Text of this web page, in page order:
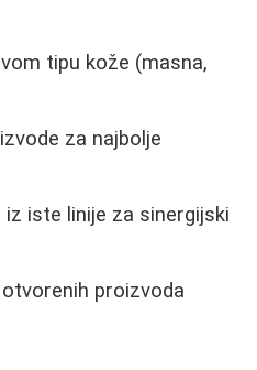
tipu kože (masna,
za najbolje
iste linije za sinergijski
proizvoda